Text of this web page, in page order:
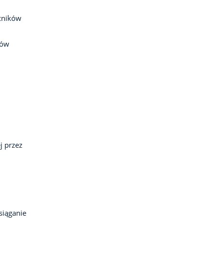
przez